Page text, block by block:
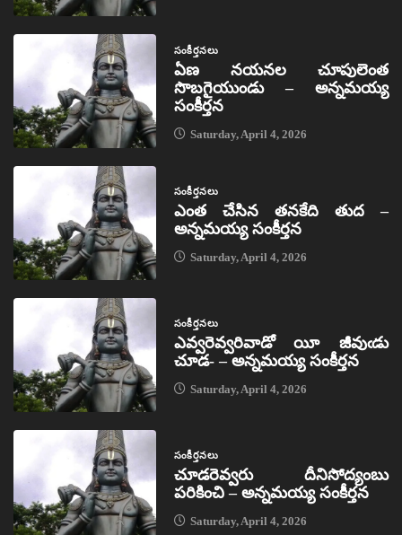
సంకీర్తనలు
ఏణ నయనల చూపులెంత
సొబగైయుండు – అన్నమయ్య
సంకీర్తన
Saturday, April 4, 2026
సంకీర్తనలు
ఎంత చేసిన తనకేది తుద –
అన్నమయ్య సంకీర్తన
Saturday, April 4, 2026
సంకీర్తనలు
ఎవ్వరెవ్వరివాడో యీ జీవుఁడు
చూడ- – అన్నమయ్య సంకీర్తన
Saturday, April 4, 2026
సంకీర్తనలు
చూడరెవ్వరు దీనిసోద్యంబు
పరికించి – అన్నమయ్య సంకీర్తన
Saturday, April 4, 2026